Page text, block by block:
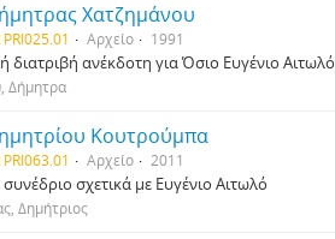
Χατζημάνου
Αρχείο 1991
διατριβή ανέκδοτη για Όσιο Ευγένιο Αιτωλό
Δήμητρα
Κουτρούμπα
Αρχείο 2011
σχετικά με Ευγένιο Αιτωλό
Δημήτριος